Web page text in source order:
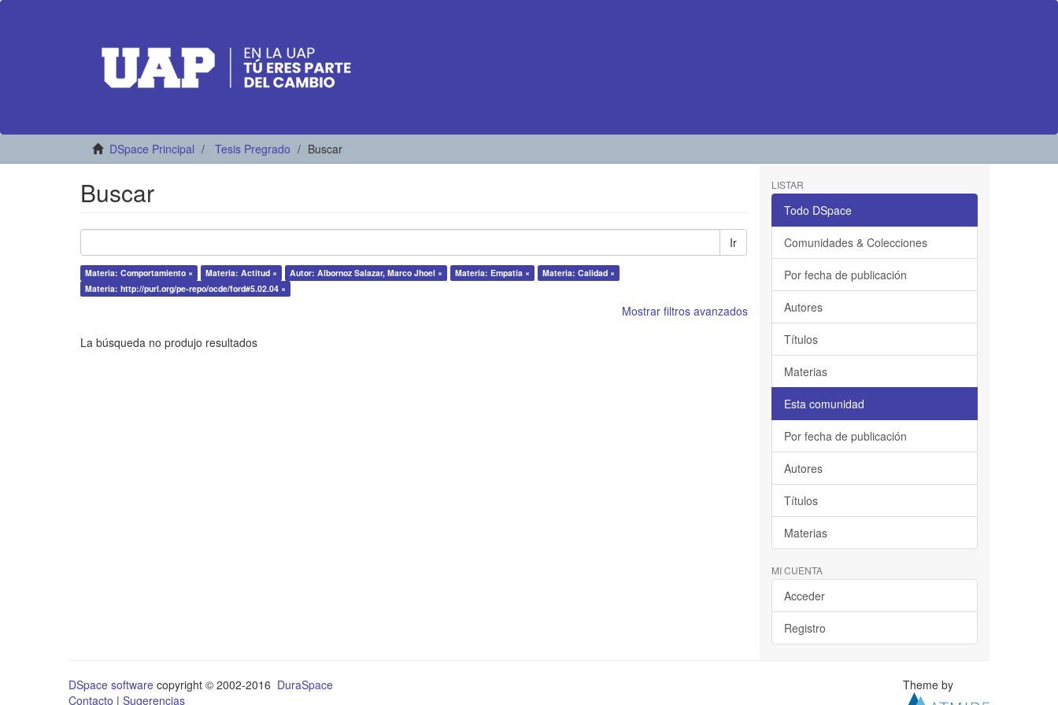
DSpace Principal Tesis Pregrado Buscar
Buscar
Ir
Materia: Comportamiento × Materia: Actitud × Autor: Albornoz Salazar, Marco Jhoel × Materia: Empatía ×
Materia: Calidad ×
Materia: http://purl.org/pe-repo/ocde/ford#5.02.04 ×
Mostrar filtros avanzados
La búsqueda no produjo resultados
LISTAR
Todo DSpace
Comunidades & Colecciones
Por fecha de publicación
Autores
Títulos
Materias
Esta comunidad
Por fecha de publicación
Autores
Títulos
Materias
MI CUENTA
Acceder
Registro
DSpace software copyright © 2002-2016 DuraSpace
Contacto | Sugerencias
Theme by